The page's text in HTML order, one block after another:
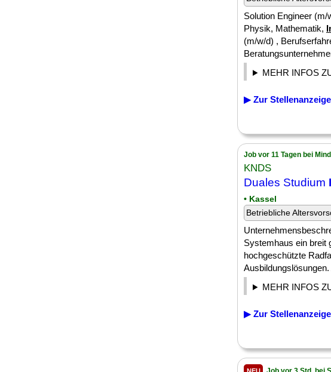
Solution Engineer
Physik, Mathematik,
(m/w/d) ,
MEHR INFOS
▶ Zur Stellenanzeige
Job vor 11 Tagen bei
KNDS
Duales Studium
• Kassel
Betriebliche
Systemhaus ein breit
hochgeschützte
MEHR INFOS
▶ Zur Stellenanzeige